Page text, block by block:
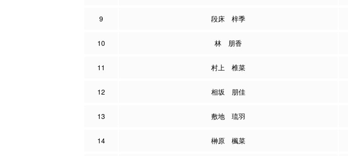
9 段床 梓季
10 林 朋香
11 村上 椎菜
12 相坂 朋佳
13 敷地 琉羽
14 榊原 楓菜